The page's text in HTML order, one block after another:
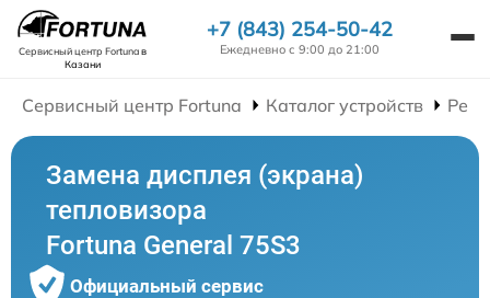
Сервисный центр Fortunaв
Казани
+7 (843) 254-50-42
Ежедневно с 9:00 до 21:00
Сервисный центр Fortuna Каталог устройств
Замена дисплея (экрана)
тепловизора
Fortuna General 75S3
Официальный сервис